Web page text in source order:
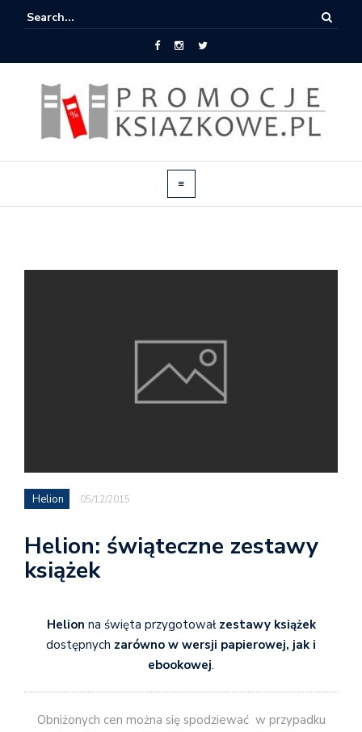
Helion 05/12/2015
Helion: świąteczne zestawy
książek
Helion na święta przygotowałzestawy książek
dostępnych zarówno w wersji papierowej, jak i
ebookowej.
Obniżonych cen można się spodziewać w przypadku